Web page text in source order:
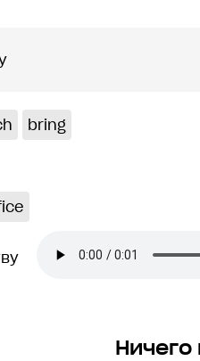
bring
Ничего